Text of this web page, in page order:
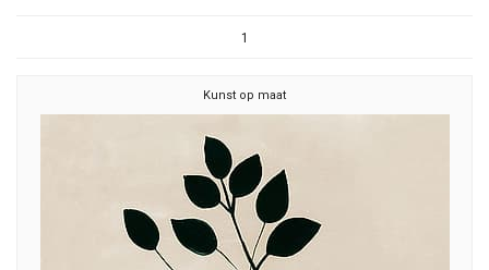
1
Kunst op maat